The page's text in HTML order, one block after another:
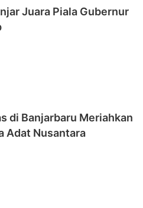
Juara Piala Gubernur
di Banjarbaru Meriahkan
Adat Nusantara